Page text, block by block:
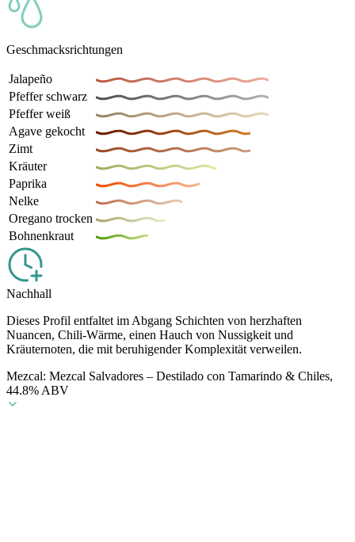
Geschmacksrichtungen
Jalapeño
Pfeffer schwarz
Pfeffer weiß
Agave gekocht
Zimt
Kräuter
Paprika
Nelke
Oregano trocken
Bohnenkraut
Nachhall
Dieses Profil entfaltet im Abgang Schichten von herzhaften
Nuancen, Chili-Wärme, einen Hauch von Nussigkeit und
Kräuternoten, die mit beruhigender Komplexität verweilen.
Mezcal: Mezcal Salvadores – Destilado con Tamarindo & Chiles,
44.8% ABV